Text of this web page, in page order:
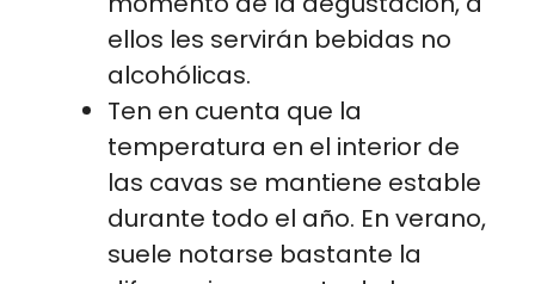
ellos les servirán bebidas no
alcohólicas.
Ten en cuenta que la
temperatura en el interior de
las cavas se mantiene estable
durante todo el año. En verano,
suele notarse bastante la